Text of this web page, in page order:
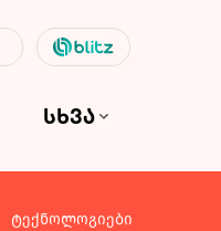
სხვა
ტექნოლოგიები